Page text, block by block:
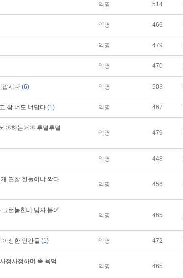
익명 514
익명 466
익명 479
익명 470
맙시다 (6) 익명 503
참 너도 너답다 (1) 익명 467
야하는거야 투덜투덜
익명 479
익명 448
견찰 한둘이냐 짝다
익명 456
런놈한테 님자 붙여
익명 465
상한 인간들 (1) 익명 472
정사정하며 똑 욕먹
익명 465